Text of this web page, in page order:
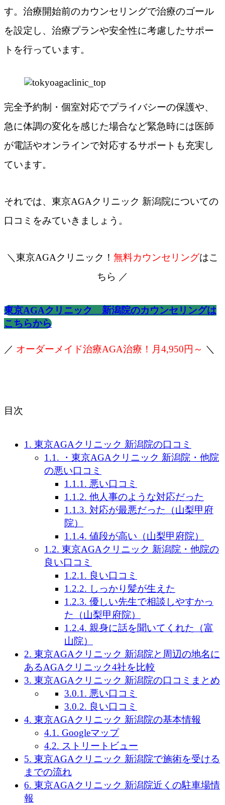
す。治療開始前のカウンセリングで治療のゴール
を設定し、治療プランや安全性に考慮したサポー
トを行っています。
完全予約制・個室対応でプライバシーの保護や、
急に体調の変化を感じた場合など緊急時には医師
が電話やオンラインで対応するサポートも充実し
ています。
それでは、東京AGAクリニック 新潟院についての
口コミをみていきましょう。
＼東京AGAクリニック！ 無料カウンセリングはこ
ちら ／
東京AGAクリニック 新潟院のカウンセリングは
こちらから
／ オーダーメイド治療AGA治療！月4,950円～ ＼
目次
1. 東京AGAクリニック 新潟院の口コミ
1.1. ・東京AGAクリニック 新潟院・他院
の悪い口コミ
1.1.1. 悪い口コミ
1.1.2. 他人事のような対応だった
1.1.3. 対応が最悪だった（山梨甲府
院）
1.1.4. 値段が高い（山梨甲府院）
1.2. 東京AGAクリニック 新潟院・他院の
良い口コミ
1.2.1. 良い口コミ
1.2.2. しっかり髪が生えた
1.2.3. 優しい先生で相談しやすかっ
た（山梨甲府院）
1.2.4. 親身に話を聞いてくれた（富
山院）
2. 東京AGAクリニック 新潟院と周辺の地名に
あるAGAクリニック4社を比較
3. 東京AGAクリニック 新潟院の口コミまとめ
3.0.1. 悪い口コミ
3.0.2. 良い口コミ
4. 東京AGAクリニック 新潟院の基本情報
4.1. Googleマップ
4.2. ストリートビュー
5. 東京AGAクリニック 新潟院で施術を受ける
までの流れ
6. 東京AGAクリニック 新潟院近くの駐車場情
報